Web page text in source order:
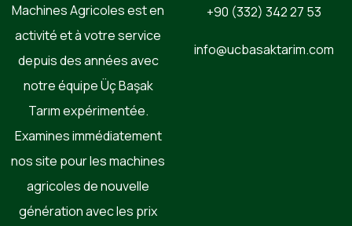
Machines Agricoles est en
activité et à votre service
depuis des années avec
notre équipe Üç Başak
Tarım expérimentée.
Examines immédiatement
nos site pour les machines
agricoles de nouvelle
génération avec les prix
+90 (332) 342 27 53
info@ucbasaktarim.com